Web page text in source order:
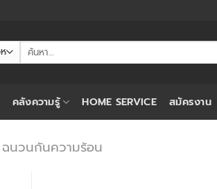
ค้นหา:
คลังความรู้ HOME SERVICE สมัครงาน
ฉนวนกันความร้อน